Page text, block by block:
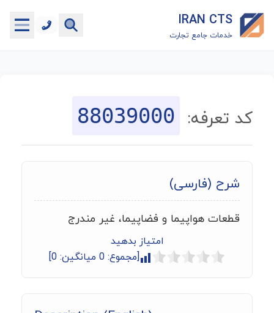
IRAN CTS
خدمات جامع تجارت
جستجوگر تعرفه گمرکی
ماشین حساب گمرکی
کد تعرفه: 88039000
شرح (فارسی)
قطعات هواپیما و فضاپیما، غیر مندرج
امتیاز بدهید
[مجموع: 0 میانگین: 0
]